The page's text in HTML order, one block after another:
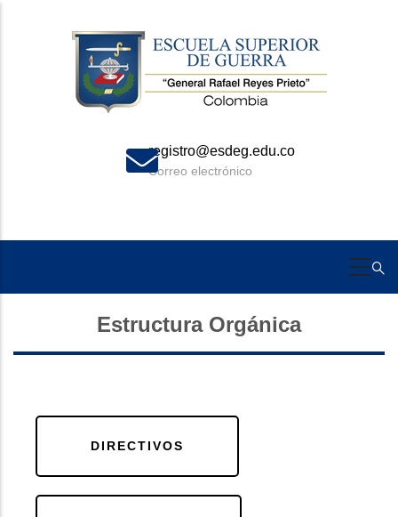
registro@esdeg.edu.co
Correo electrónico
Estructura Orgánica
DIRECTIVOS